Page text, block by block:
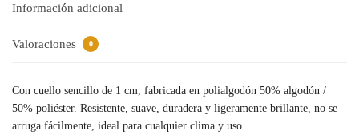
Información adicional
Valoraciones 0
Con cuello sencillo de 1 cm, fabricada en polialgodón 50% algodón /
50% poliéster. Resistente, suave, duradera y ligeramente brillante, no se
arruga fácilmente, ideal para cualquier clima y uso.